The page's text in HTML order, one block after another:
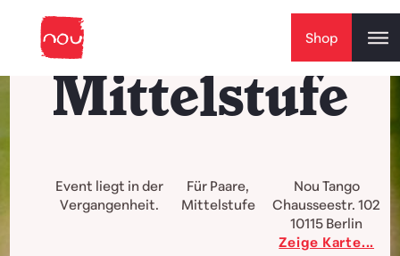
Shop
Mittelstufe
Event liegt in der
Vergangenheit.
Für Paare,
Mittelstufe
Nou Tango
Chausseestr. 102
10115 Berlin
Zeige Karte...